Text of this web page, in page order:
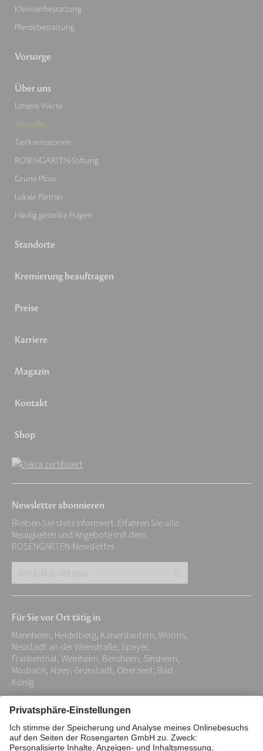
Kleintierbestattung
Pferdebestattung
Vorsorge
Über uns
Unsere Werte
Aktuelles
Tierkrematorien
ROSENGARTEN-Stiftung
Grüne Pfote
Lokale Partner
Häufig gestellte Fragen
Standorte
Kremierung beauftragen
Preise
Karriere
Magazin
Kontakt
Shop
Newsletter abonnieren
Bleiben Sie stets informiert. Erfahren Sie alle
Neuigkeiten und Angebote mit dem
ROSENGARTEN-Newsletter.
Adresse:
*
Für Sie vor Ort tätig in
Mannheim, Heidelberg, Kaiserslautern, Worms,
Neustadt an der Weinstraße, Speyer,
Frankenthal, Weinheim, Bensheim, Sinsheim,
Mosbach, Alzey, Grünstadt, Oberzent, Bad
König
Impressum Datenschutz
Stiftung
Interne Meldestelle
Zahlungsmittel